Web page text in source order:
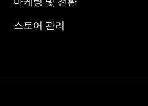
스토어 관리